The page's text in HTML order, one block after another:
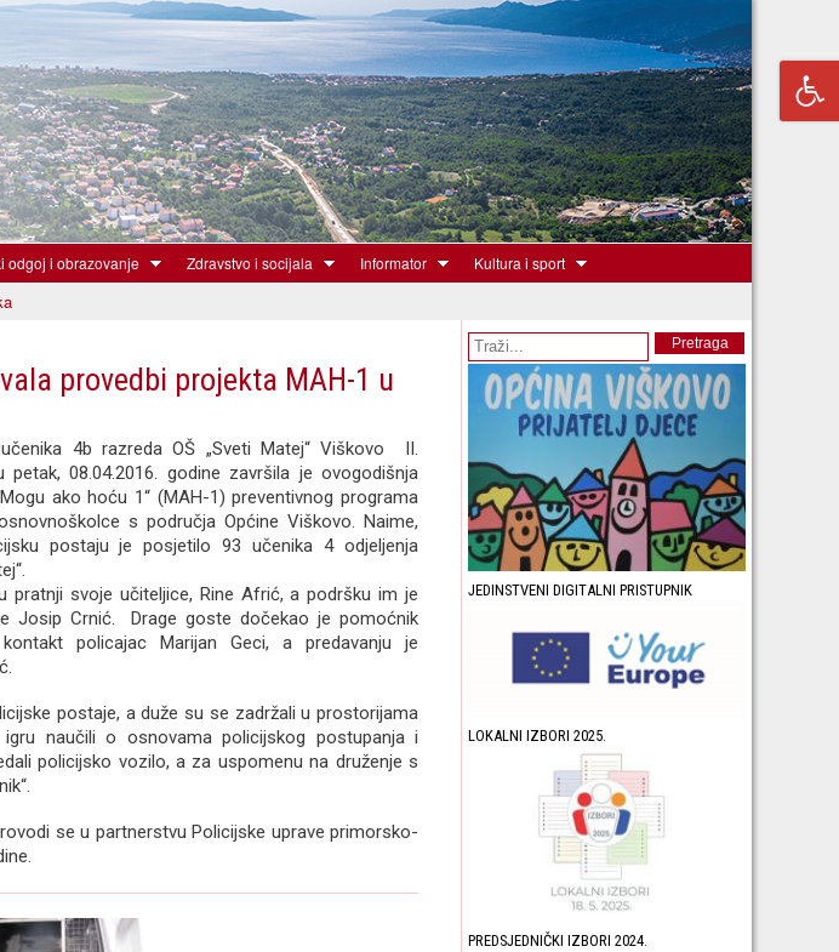
odgoj i obrazovanje Zdravstvo i socijala Informator Kultura i sport
provedbi projekta MAH-1 u
4b razreda OŠ „Sveti Matej“ Viškovo II.
08.04.2016. godine završila je ovogodišnja
ako hoću 1“ (MAH-1) preventivnog programa
s područja Općine Viškovo. Naime,
postaju je posjetilo 93 učenika 4 odjeljenja
pratnji svoje učiteljice, Rine Afrić, a podršku im je
Josip Crnić. Drage goste dočekao je pomoćnik
policajac Marijan Geci, a predavanju je
postaje, a duže su se zadržali u prostorijama
naučili o osnovama policijskog postupanja i
policijsko vozilo, a za uspomenu na druženje s
se u partnerstvu Policijske uprave primorsko-
Obrazac pretrage Pretraga
JEDINSTVENI DIGITALNI PRISTUPNIK
LOKALNI IZBORI 2025.
PREDSJEDNIČKI IZBORI 2024.